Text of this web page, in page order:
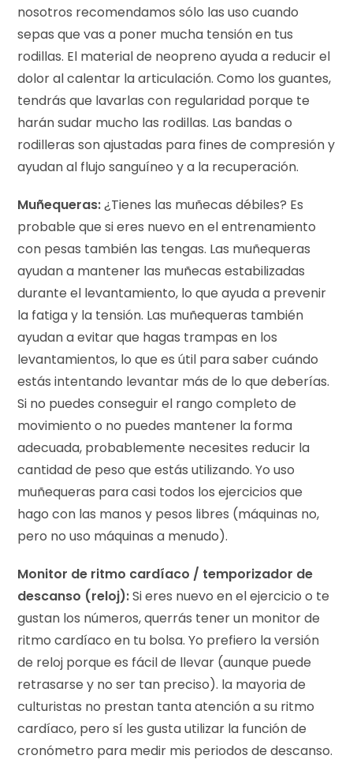
nosotros recomendamos sólo las uso cuando
sepas que vas a poner mucha tensión en tus
rodillas. El material de neopreno ayuda a reducir el
dolor al calentar la articulación. Como los guantes,
tendrás que lavarlas con regularidad porque te
harán sudar mucho las rodillas. Las bandas o
rodilleras son ajustadas para fines de compresión y
ayudan al flujo sanguíneo y a la recuperación.
Muñequeras:¿Tienes las muñecas débiles? Es
probable que si eres nuevo en el entrenamiento
con pesas también las tengas. Las muñequeras
ayudan a mantener las muñecas estabilizadas
durante el levantamiento, lo que ayuda a prevenir
la fatiga y la tensión. Las muñequeras también
ayudan a evitar que hagas trampas en los
levantamientos, lo que es útil para saber cuándo
estás intentando levantar más de lo que deberías.
Si no puedes conseguir el rango completo de
movimiento o no puedes mantener la forma
adecuada, probablemente necesites reducir la
cantidad de peso que estás utilizando. Yo uso
muñequeras para casi todos los ejercicios que
hago con las manos y pesos libres (máquinas no,
pero no uso máquinas a menudo).
Monitor de ritmo cardíaco / temporizador de
descanso (reloj):Si eres nuevo en el ejercicio o te
gustan los números, querrás tener un monitor de
ritmo cardíaco en tu bolsa. Yo prefiero la versión
de reloj porque es fácil de llevar (aunque puede
retrasarse y no ser tan preciso). la mayoria de
culturistas no prestan tanta atención a su ritmo
cardíaco, pero sí les gusta utilizar la función de
cronómetro para medir mis periodos de descanso.